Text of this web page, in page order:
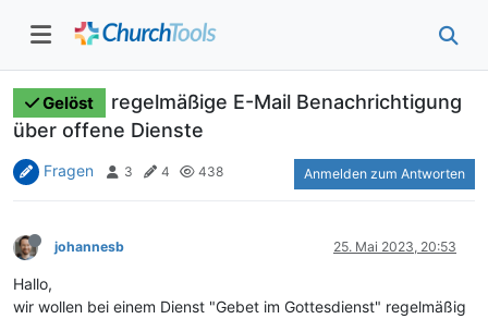
Gelöst
regelmäßige E-Mail Benachrichtigung
über offene Dienste
Fragen 3 4 438 Anmelden zum Antworten
johannesb 25. Mai 2023, 20:53
Hallo,
wir wollen bei einem Dienst "Gebet im Gottesdienst" regelmäßig